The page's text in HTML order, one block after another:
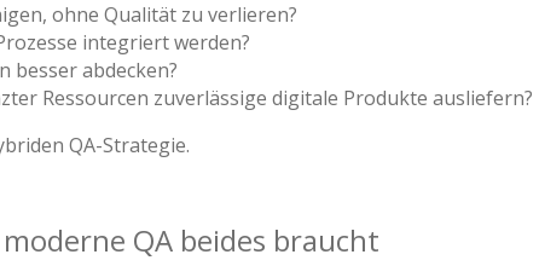
ohne Qualität zu verlieren?
integriert werden?
besser abdecken?
Ressourcen zuverlässige digitale Produkte ausliefern?
QA-Strategie.
QA beides braucht